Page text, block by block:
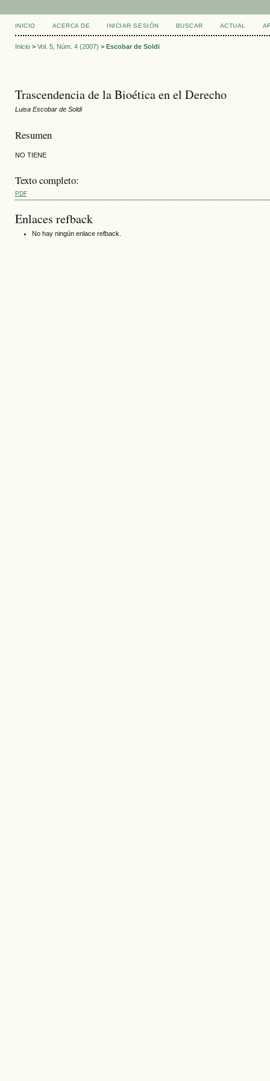
INICIO ACERCA DE INICIAR SESIÓN BUSCAR ACTUAL
Inicio> Vol. 5, Núm. 4 (2007) > Escobar de Soldi
Trascendencia de la Bioética en el Derecho
Luisa Escobar de Soldi
Resumen
NO TIENE
Texto completo:
PDF
Enlaces refback
No hay ningún enlace refback.